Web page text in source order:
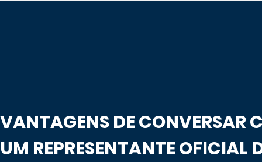
VANTAGENS DE CONVERSAR
UM REPRESENTANTE OFICIAL